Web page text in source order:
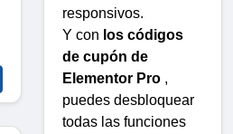
responsivos.
Y con los códigos
de cupón de
Elementor Pro ,
puedes desbloquear
todas las funciones